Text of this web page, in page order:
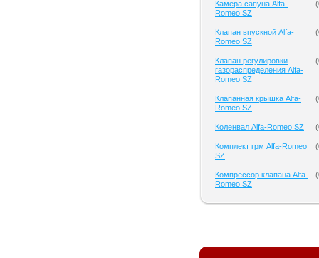
Камера сапуна Alfa-
Romeo SZ
(
Клапан впускной Alfa-
Romeo SZ
(
Клапан регулировки
газораспределения Alfa-
Romeo SZ
(
Клапанная крышка Alfa-
Romeo SZ
(
Коленвал Alfa-Romeo SZ (
Комплект грм Alfa-Romeo
SZ
(
Компрессор клапана Alfa-
Romeo SZ
(